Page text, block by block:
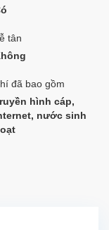
tân
đã bao gồm
hình cáp,
nước sinh